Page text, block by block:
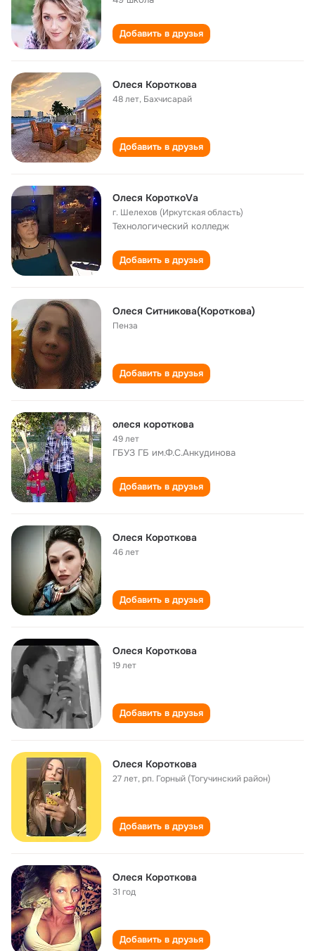
Добавить в друзья
Олеся Короткова
48 лет, Бахчисарай
Добавить в друзья
Олеся КороткоVа
г. Шелехов (Иркутская область)
Технологический колледж
Добавить в друзья
Олеся Ситникова(Короткова)
Пенза
Добавить в друзья
олеся короткова
49 лет
ГБУЗ ГБ им.Ф.С.Анкудинова
Добавить в друзья
Олеся Короткова
46 лет
Добавить в друзья
Олеся Короткова
19 лет
Добавить в друзья
Олеся Короткова
27 лет,рп. Горный (Тогучинский район)
Добавить в друзья
Олеся Короткова
31 год
Добавить в друзья